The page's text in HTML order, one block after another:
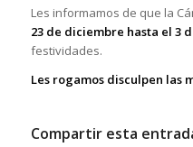
Les informamos de que la
23 de diciembre hasta el 3
festividades.
Les rogamos disculpen las
Compartir esta